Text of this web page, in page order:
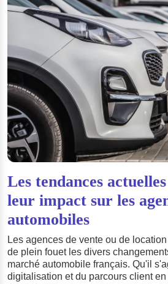
Les tendances
leur impact sur les
automobiles
Les agences de vente ou de
de plein fouet les divers
marché automobile français. Qu'il
digitalisation et du parcours client